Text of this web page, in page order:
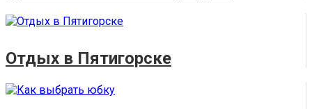
Отдых в Пятигорске